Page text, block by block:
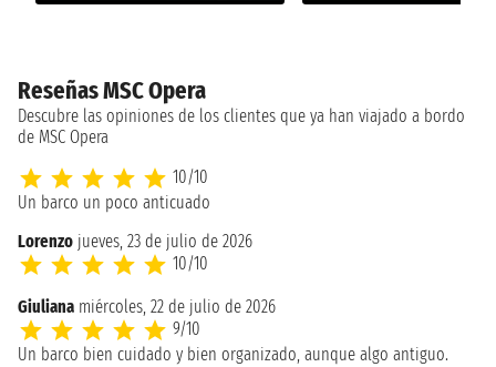
Reseñas MSC Opera
Descubre las opiniones de los clientes que ya han viajado a bordo
de MSC Opera
10/10
Un barco un poco anticuado
Lorenzo jueves, 23 de julio de 2026
10/10
Giuliana miércoles, 22 de julio de 2026
9/10
Un barco bien cuidado y bien organizado, aunque algo antiguo.